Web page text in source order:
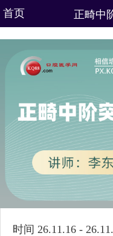
首页 正畸中
时间 26.11.16 -